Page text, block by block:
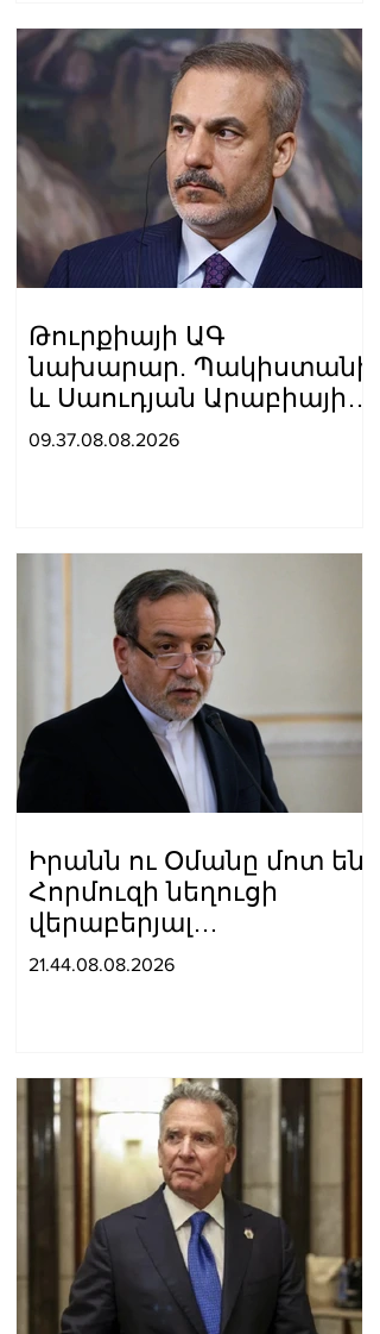
Թուրքիայի ԱԳ
նախարար. Պակիստանի
և Սաուդյան Արաբիայի
հետ պաշտպանական
09.37.08.08.2026
Իրանն ու Օմանը մոտ են
Հորմուզի նեղուցի
վերաբերյալ
համաձայնության
21.44.08.08.2026